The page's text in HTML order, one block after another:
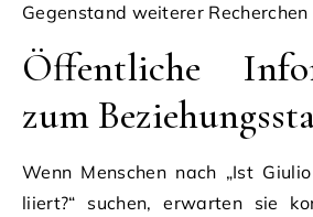
Gegenstand weiterer Recherchen
Öffentliche
zum
Wenn Menschen nach „Ist
liiert?“ suchen, erwarten sie